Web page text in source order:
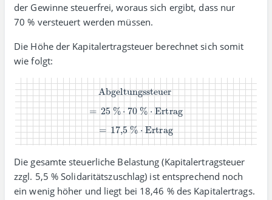
der Gewinne steuer­frei, woraus sich ergibt, dass nur
70 % versteuert werden müssen.
Die Höhe der Kapitalertragsteuer berechnet sich somit
wie folgt:
Abgeltungssteuer
=25 %⋅70 %⋅Ertrag
=17,5 %⋅Ertrag
Die gesamte steuerliche Belastung (Kapital­ertrag­steuer
zzgl. 5,5 % Soli­daritäts­zuschlag) ist entspre­chend noch
ein wenig höher und liegt bei 18,46 % des Kapitalertrags.